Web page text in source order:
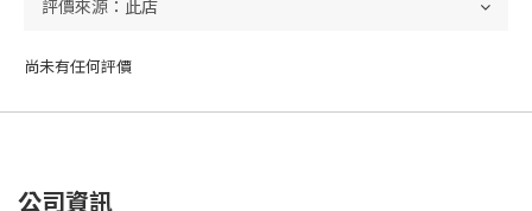
尚未有任何評價
公司資訊